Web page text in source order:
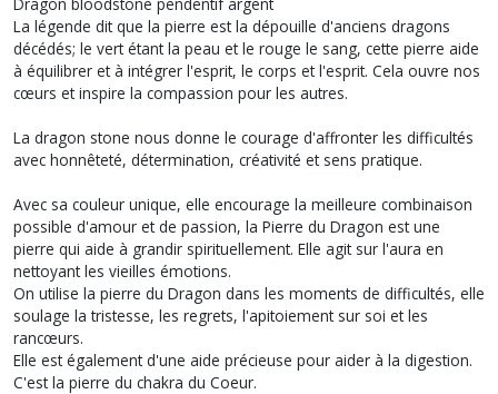
La légende dit que la pierre est la dépouille d'anciens dragons
décédés; le vert étant la peau et le rouge le sang, cette pierre aide
à équilibrer et à intégrer l'esprit, le corps et l'esprit. Cela ouvre nos
cœurs et inspire la compassion pour les autres.
La dragon stone nous donne le courage d'affronter les difficultés
avec honnêteté, détermination, créativité et sens pratique.
Avec sa couleur unique, elle encourage la meilleure combinaison
possible d'amour et de passion, la Pierre du Dragon est une
pierre qui aide à grandir spirituellement. Elle agit sur l'aura en
nettoyant les vieilles émotions.
On utilise la pierre du Dragon dans les moments de difficultés, elle
soulage la tristesse, les regrets, l'apitoiement sur soi et les
rancœurs.
Elle est également d'une aide précieuse pour aider à la digestion.
C'est la pierre du chakra du Coeur.